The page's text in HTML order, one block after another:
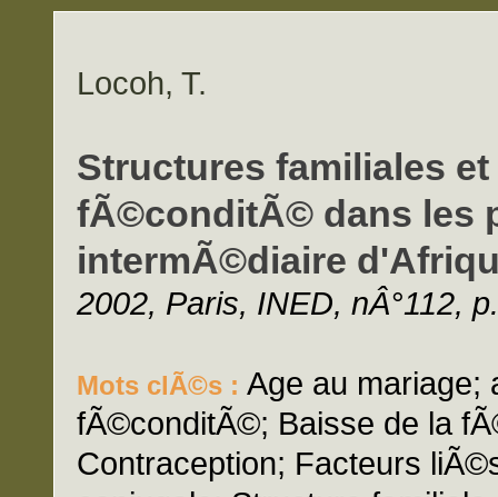
Locoh, T.
Structures familiales
fÃ©conditÃ© dans les
intermÃ©diaire
2002, Paris, INED, nÂ°112,
Mots clÃ©s : Age au mariage;
fÃ©conditÃ©; Baisse de la
Contraception; Facteurs